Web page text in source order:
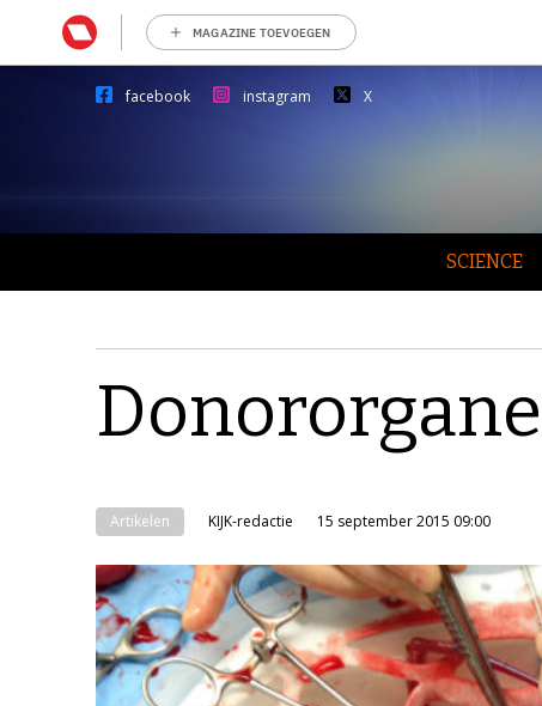
MAGAZINE TOEVOEGEN
facebook instagram X
SCIENCE
Artikelen KIJK-redactie 15 september 2015 09:00